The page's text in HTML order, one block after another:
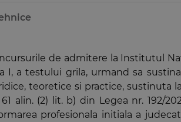
de admitere la Institutul
I, a testului grila, urmand sa
teoretice si practice, sustinuta la
alin. (2) lit. b) din Legea nr. 192/
profesionala initiala a